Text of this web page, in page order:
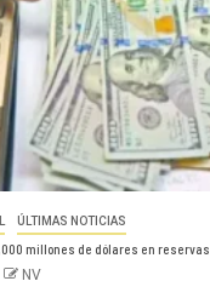
ÚLTIMAS NOTICIAS
millones de dólares en reservas
NV